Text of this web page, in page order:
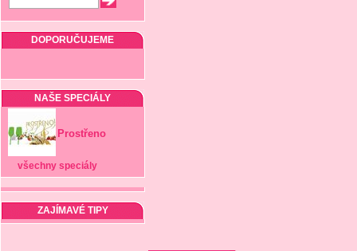
DOPORUČUJEME
NAŠE SPECIÁLY
Prostřeno
všechny speciály
ZAJÍMAVÉ TIPY